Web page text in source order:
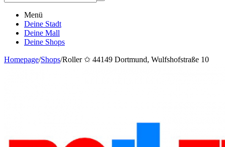
Menü
Deine Stadt
Deine Mall
Deine Shops
Homepage/Shops/Roller ✩ 44149 Dortmund, Wulfshofstraße 10